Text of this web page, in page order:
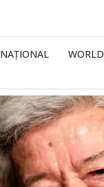
NAȚIONAL WORLD